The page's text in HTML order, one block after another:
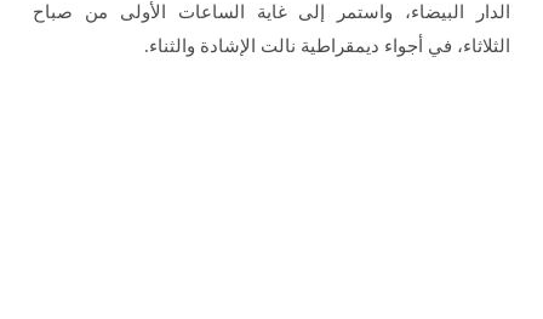
الدار البيضاء، واستمر إلى غاية الساعات الأولى من صباح
الثلاثاء، في أجواء ديمقراطية نالت الإشادة والثناء.